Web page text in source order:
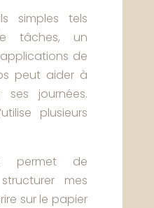
simples tels
tâches, un
de
peut aider à
ses journées.
plusieurs
permet de
mes
sur le papier